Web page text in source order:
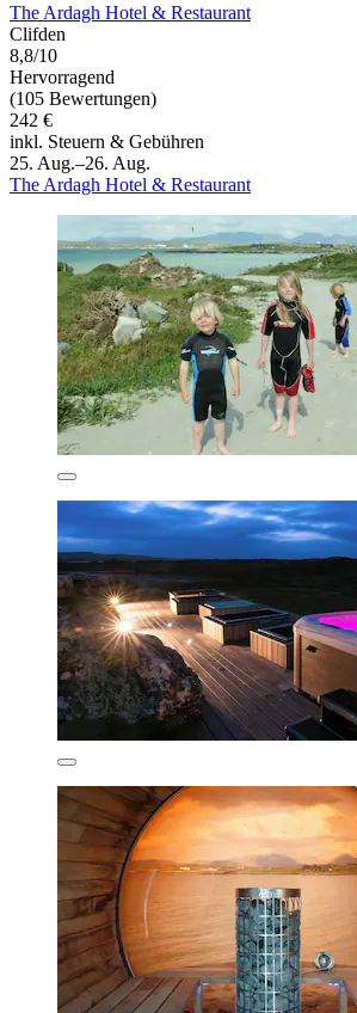
The Ardagh Hotel & Restaurant
Clifden
8,8/10
Hervorragend
(105 Bewertungen)
242 €
inkl. Steuern & Gebühren
25. Aug.–26. Aug.
The Ardagh Hotel & Restaurant